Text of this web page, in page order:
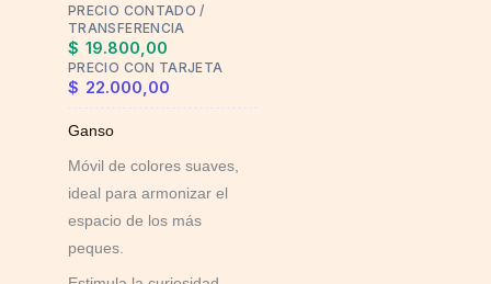
PRECIO CONTADO /
TRANSFERENCIA
$ 19.800,00
PRECIO CON TARJETA
$ 22.000,00
Ganso
Móvil de colores suaves,
ideal para armonizar el
espacio de los más
peques.
be
chosen
on
the
product